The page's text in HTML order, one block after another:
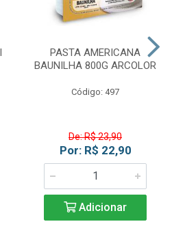
PASTA AMERICANA
BAUNILHA 800G ARCOLOR
Código: 497
De: R$ 23,90
Por: R$ 22,90
Adicionar